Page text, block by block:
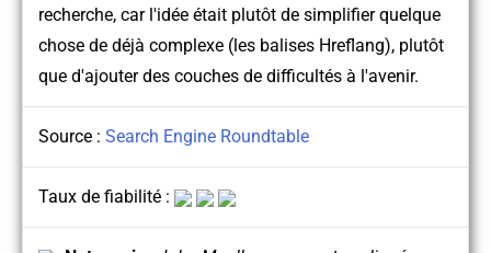
recherche, car l'idée était plutôt de simplifier quelque
chose de déjà complexe (les balises Hreflang), plutôt
que d'ajouter des couches de difficultés à l'avenir.
Source : Search Engine Roundtable
Taux de fiabilité :